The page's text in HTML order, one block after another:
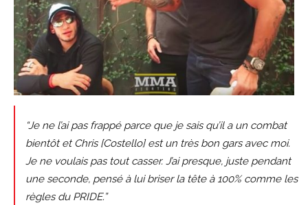
“Je ne l’ai pas frappé parce que je sais qu’il a un combat
bientôt et Chris [Costello] est un très bon gars avec moi.
Je ne voulais pas tout casser. J’ai presque, juste pendant
une seconde, pensé à lui briser la tête à 100% comme les
règles du PRIDE.”